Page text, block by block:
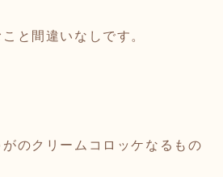
と間違いなしです。
のクリームコロッケなるもの